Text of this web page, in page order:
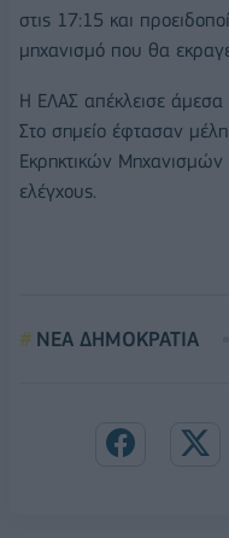
στις 17:15 και
μηχανισμό που θα
Η ΕΛΑΣ απέκλεισε άμεσα
Στο σημείο έφτασαν
Εκρηκτικών
ελέγχους.
ΝΕΑ ΔΗΜΟΚΡΑΤΙΑ